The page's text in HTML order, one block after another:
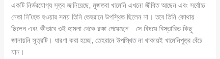
একটি নির্ভরযোগ্য সূত্র জানিয়েছে, মুজতবা খামেনি এখনো জীবিত আছেন এবং সর্বোচ্চ
নেতা নি’\হত হওয়ার সময় তিনি তেহরানে উপস্থিত ছিলেন না। তবে তিনি কোথায়
ছিলেন এবং কীভাবে ওই হামলা থেকে রক্ষা পেয়েছেন—সে বিষয়ে বিস্তারিত কিছু
জানায়নি সূত্রটি। ধারণা করা হচ্ছে, তেহরানে উপস্থিত না থাকায়ই খামেনিপুত্র বেঁচে
যান।